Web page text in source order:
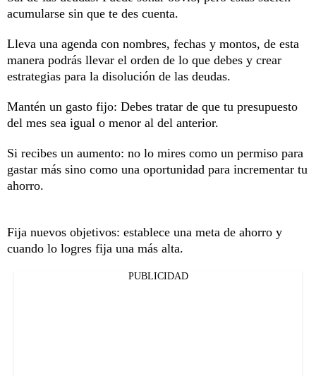
acumularse sin que te des cuenta.
Lleva una agenda con nombres, fechas y montos, de esta
manera podrás llevar el orden de lo que debes y crear
estrategias para la disolución de las deudas.
Mantén un gasto fijo: Debes tratar de que tu presupuesto
del mes sea igual o menor al del anterior.
Si recibes un aumento: no lo mires como un permiso para
gastar más sino como una oportunidad para incrementar tu
ahorro.
Fija nuevos objetivos: establece una meta de ahorro y
cuando lo logres fija una más alta.
PUBLICIDAD